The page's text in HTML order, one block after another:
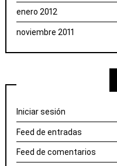
enero 2012
noviembre 2011
Iniciar sesión
Feed de entradas
Feed de comentarios